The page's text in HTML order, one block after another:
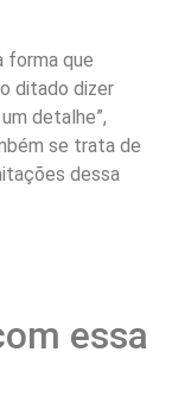
forma que
ditado dizer
detalhe”,
se trata de
dessa
essa